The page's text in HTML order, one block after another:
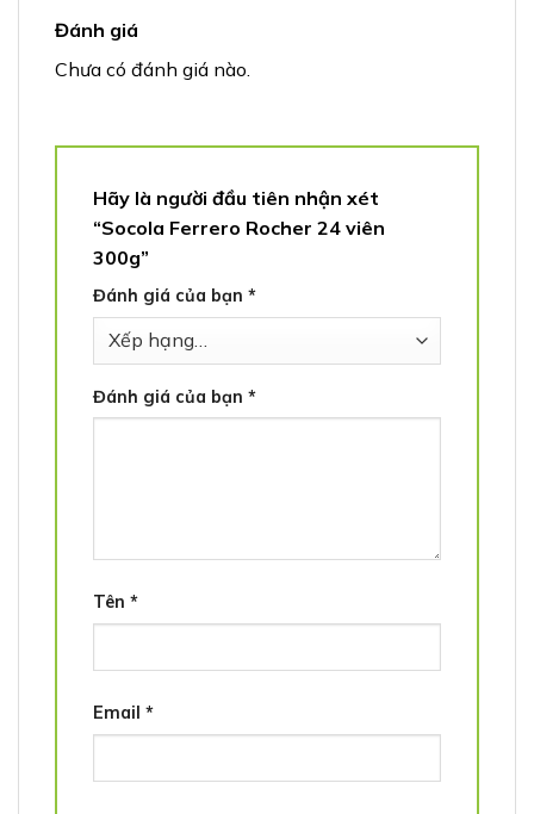
Đánh giá
Chưa có đánh giá nào.
Hãy là người đầu tiên nhận xét
“Socola Ferrero Rocher 24 viên
300g”
Đánh giá của bạn *
Đánh giá của bạn *
Tên *
Email *